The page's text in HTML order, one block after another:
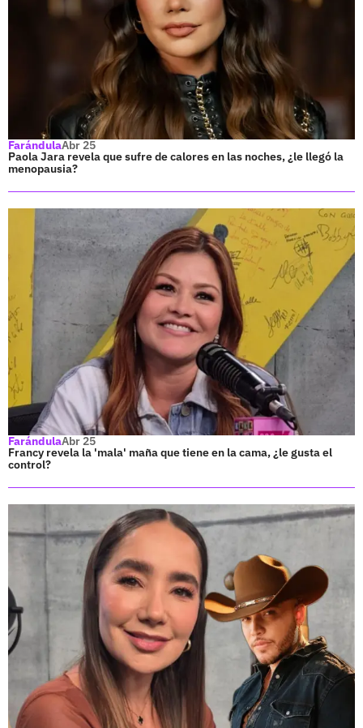
FarándulaAbr 25
Paola Jara revela que sufre de calores en las noches, ¿le llegó la
menopausia?
FarándulaAbr 25
Francy revela la 'mala' maña que tiene en la cama, ¿le gusta el
control?